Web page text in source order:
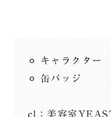
⚪︎ キャラクター
⚪︎ 缶バッジ
cl：美容室